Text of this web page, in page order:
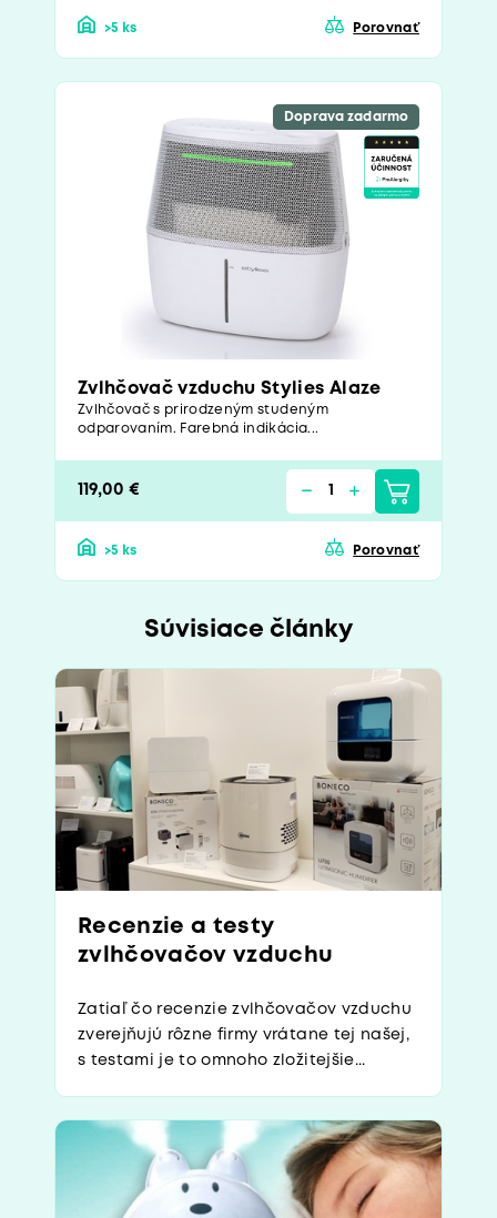
>5 ks Porovnať
Doprava zadarmo
Zvlhčovač vzduchu Stylies Alaze
Zvlhčovač s prirodzeným studeným
odparovaním. Farebná indikácia...
119,00 €
>5 ks Porovnať
Súvisiace články
Recenzie a testy
zvlhčovačov vzduchu
Zatiaľ čo recenzie zvlhčovačov vzduchu
zverejňujú rôzne firmy vrátane tej našej,
s testami je to omnoho zložitejšie...